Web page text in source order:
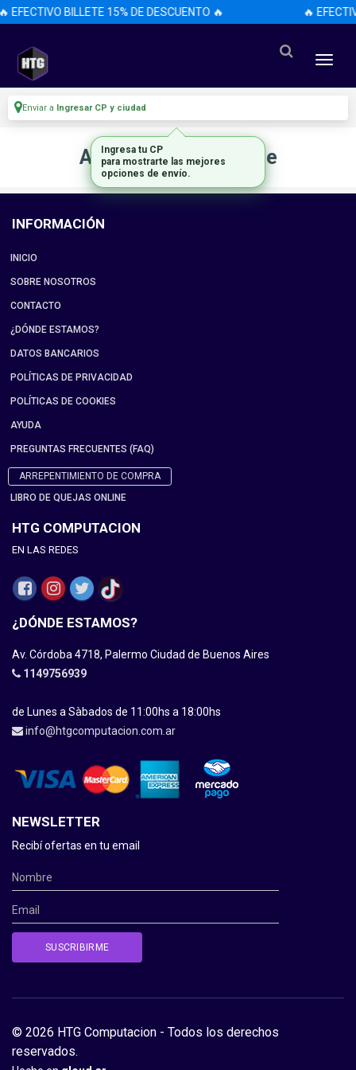
EFECTIVO BILLETE 15% DE DESCUENTO 🔥 🔥
Enviar a Ingresar CP y ciudad
Artículo no disponible
INFORMACIÓN
INICIO
SOBRE NOSOTROS
CONTACTO
¿DÓNDE ESTAMOS?
DATOS BANCARIOS
POLÍTICAS DE PRIVACIDAD
POLÍTICAS DE COOKIES
AYUDA
PREGUNTAS FRECUENTES (FAQ)
ARREPENTIMIENTO DE COMPRA
LIBRO DE QUEJAS ONLINE
HTG COMPUTACION
EN LAS REDES
¿DÓNDE ESTAMOS?
Av. Córdoba 4718, Palermo Ciudad de Buenos Aires
1149756939
de Lunes a Sàbados de 11:00hs a 18:00hs
info@htgcomputacion.com.ar
NEWSLETTER
Recibí ofertas en tu email
© 2026 HTG Computacion - Todos los derechos
reservados.
Ingresa tu CP
para mostrarte las mejores
opciones de envío.